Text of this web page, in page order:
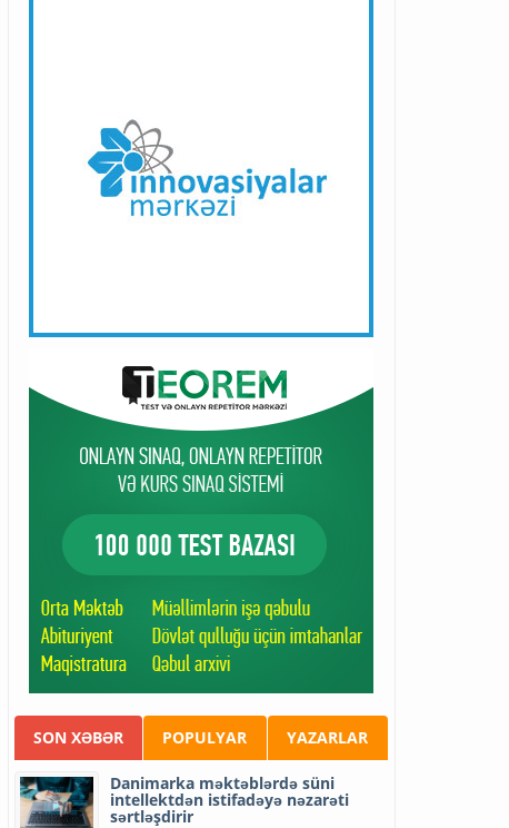
SON XƏBƏR POPULYAR YAZARLAR
Danimarka məktəblərdə süni
intellektdən istifadəyə nəzarəti
sərtləşdirir